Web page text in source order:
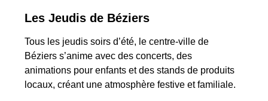
Les Jeudis de Béziers
Tous les jeudis soirs d’été, le centre-ville de
Béziers s’anime avec des concerts, des
animations pour enfants et des stands de produits
locaux, créant une atmosphère festive et familiale.